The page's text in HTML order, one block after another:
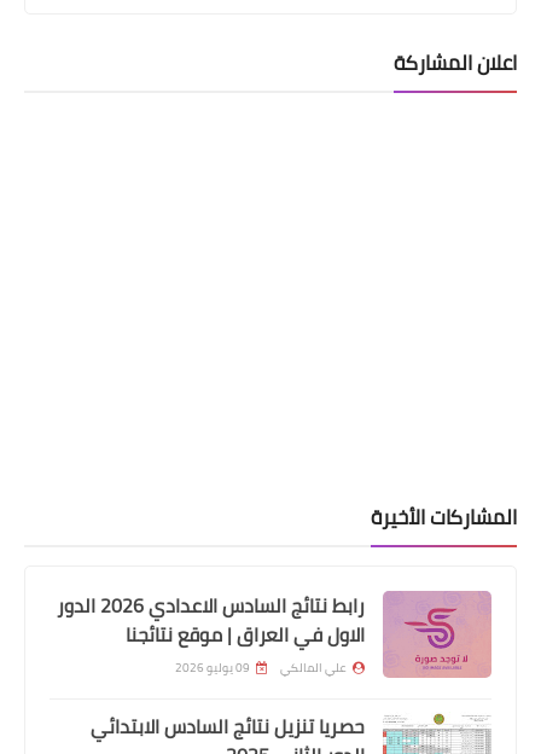
اخبار العامة
العراق مقبل على ايام "جمرة القيظ"
حسب المسمى الشعبي
اعلان المشاركة
المشاركات الأخيرة
رابط نتائج السادس الاعدادي 2026 الدور
الاول في العراق | موقع نتائجنا
علي المالكي 09 يوليو 2026
حصريا تنزيل نتائج السادس الابتدائي